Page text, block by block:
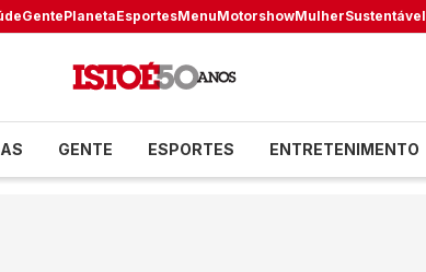
GentePlanetaEsportesMenuMotorshowMulherSustentável
GENTE ESPORTES ENTRETENIMENTO